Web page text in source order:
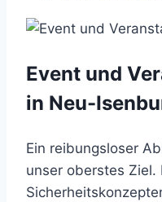
Event und
in Neu-
Ein reibungsloser
unser oberstes